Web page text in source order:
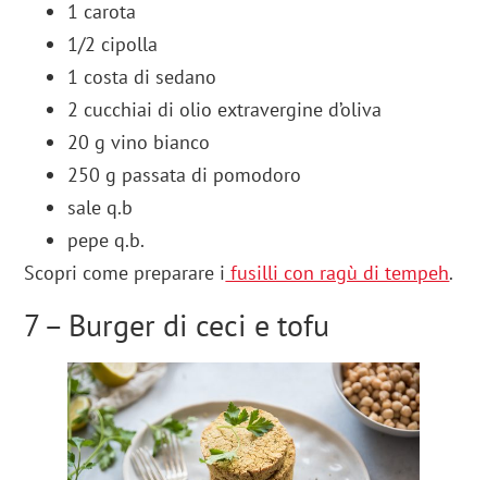
1 carota
1/2 cipolla
1 costa di sedano
2 cucchiai di olio extravergine d’oliva
20 g vino bianco
250 g passata di pomodoro
sale q.b
pepe q.b.
Scopri come preparare i fusilli con ragù di tempeh.
7 – Burger di ceci e tofu